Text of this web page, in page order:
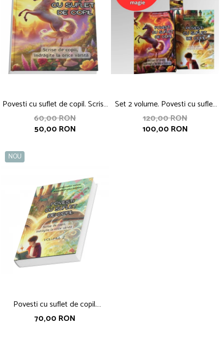
Povesti cu suflet de copil. Scrise
de copii, indragite la orice varsta,
coordonator Nicoleta Fotau-
60,00 RON
50,00 RON
Set 2 volume. Povesti cu suflet
de copil. Scrise de copii,
indragite la orice varsta,
120,00 RON
100,00 RON
NOU
Povesti cu suflet de copil.
coordonator Nicoleta Fotau-
70,00 RON